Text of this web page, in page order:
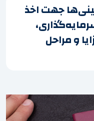
جهت اخذ
و مراحل